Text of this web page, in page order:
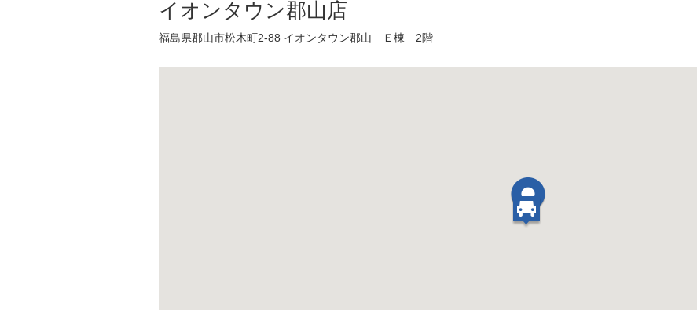
イオンタウン郡山店
福島県郡山市松木町2-88 イオンタウン郡山 Ｅ棟 2階